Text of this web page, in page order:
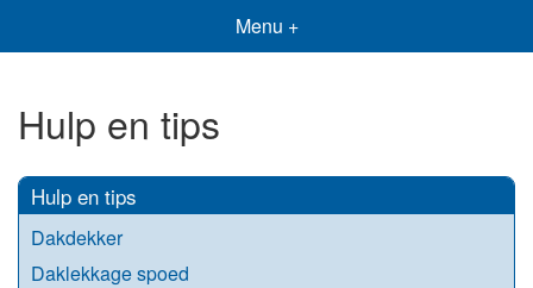
Menu +
Hulp en tips
Hulp en tips
Dakdekker
Daklekkage spoed